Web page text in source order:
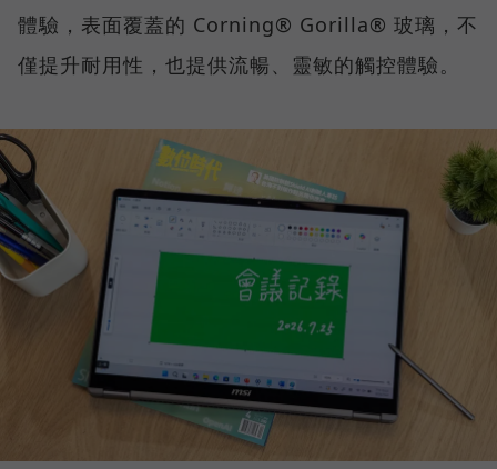
體驗，表面覆蓋的 Corning® Gorilla® 玻璃，不
僅提升耐用性，也提供流暢、靈敏的觸控體驗。